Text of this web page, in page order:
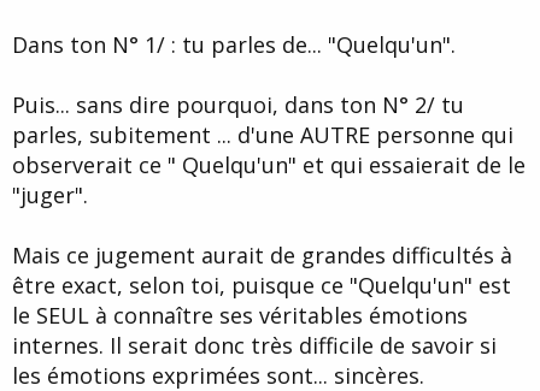
Dans ton N° 1/ : tu parles de... "Quelqu'un".
Puis... sans dire pourquoi, dans ton N° 2/ tu
parles, subitement ... d'une AUTRE personne qui
observerait ce " Quelqu'un" et qui essaierait de le
"juger".
Mais ce jugement aurait de grandes difficultés à
être exact, selon toi, puisque ce "Quelqu'un" est
le SEUL à connaître ses véritables émotions
internes. Il serait donc très difficile de savoir si
les émotions exprimées sont... sincères.